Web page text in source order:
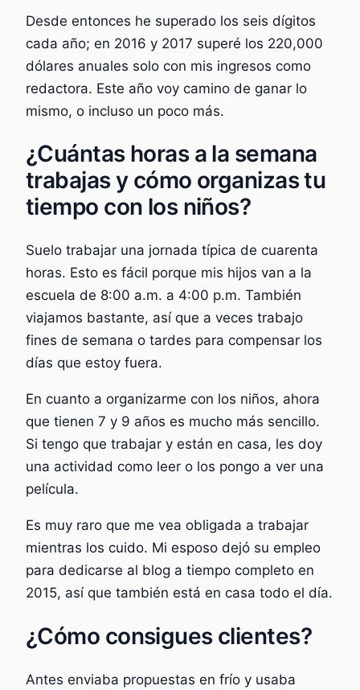
Desde entonces he superado los seis dígitos
cada año; en 2016 y 2017 superé los 220,000
dólares anuales solo con mis ingresos como
redactora. Este año voy camino de ganar lo
mismo, o incluso un poco más.
¿Cuántas horas a la semana
trabajas y cómo organizas tu
tiempo con los niños?
Suelo trabajar una jornada típica de cuarenta
horas. Esto es fácil porque mis hijos van a la
escuela de 8:00 a.m. a 4:00 p.m. También
viajamos bastante, así que a veces trabajo
fines de semana o tardes para compensar los
días que estoy fuera.
En cuanto a organizarme con los niños, ahora
que tienen 7 y 9 años es mucho más sencillo.
Si tengo que trabajar y están en casa, les doy
una actividad como leer o los pongo a ver una
película.
Es muy raro que me vea obligada a trabajar
mientras los cuido. Mi esposo dejó su empleo
para dedicarse al blog a tiempo completo en
2015, así que también está en casa todo el día.
¿Cómo consigues clientes?
Antes enviaba propuestas en frío y usaba